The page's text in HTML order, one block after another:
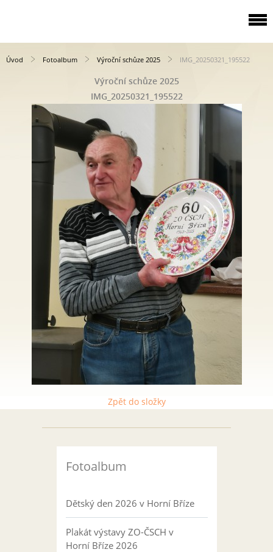
Úvod Fotoalbum Výroční schůze 2025 IMG_20250321_195522
Výroční schůze 2025
IMG_20250321_195522
Zpět do složky
Fotoalbum
Dětský den 2026 v Horní Bříze
Plakát výstavy ZO-ČSCH v
Horní Bříze 2026